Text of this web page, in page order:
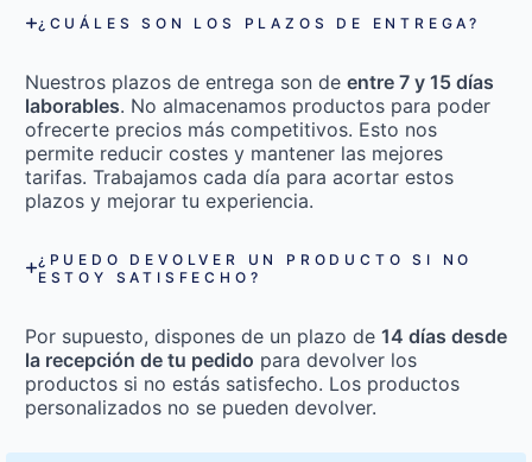
¿CUÁLES SON LOS PLAZOS DE ENTREGA?
Nuestros plazos de entrega son de entre 7 y 15 días
laborables. No almacenamos productos para poder
ofrecerte precios más competitivos. Esto nos
permite reducir costes y mantener las mejores
tarifas. Trabajamos cada día para acortar estos
plazos y mejorar tu experiencia.
¿PUEDO DEVOLVER UN PRODUCTO SI NO
ESTOY SATISFECHO?
Por supuesto, dispones de un plazo de 14 días desde
la recepción de tu pedido para devolver los
productos si no estás satisfecho. Los productos
personalizados no se pueden devolver.